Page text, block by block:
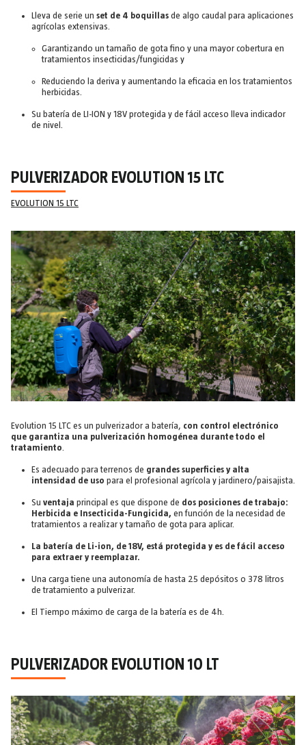
Lleva de serie un set de 4 boquillas de algo caudal para aplicaciones
agrícolas extensivas.
Garantizando un tamaño de gota fino y una mayor cobertura en
tratamientos insecticidas/fungicidas y
Reduciendo la deriva y aumentando la eficacia en los tratamientos
herbicidas.
Su batería de LI-ION y 18V protegida y de fácil acceso lleva indicador
de nivel.
PULVERIZADOR EVOLUTION 15 LTC
EVOLUTION 15 LTC
Evolution 15 LTC es un pulverizador a batería, con control electrónico
que garantiza una pulverización homogénea durante todo el
tratamiento.
Es adecuado para terrenos de grandes superficies y alta
intensidad de uso para el profesional agrícola y jardinero/paisajista.
Su ventaja principal es que dispone de dos posiciones de trabajo:
Herbicida e Insecticida-Fungicida, en función de la necesidad de
tratamientos a realizar y tamaño de gota para aplicar.
La batería de Li-ion, de 18V, está protegida y es de fácil acceso
para extraer y reemplazar.
Una carga tiene una autonomía de hasta 25 depósitos o 378 litros
de tratamiento a pulverizar.
El Tiempo máximo de carga de la batería es de 4h.
PULVERIZADOR EVOLUTION 10 LT